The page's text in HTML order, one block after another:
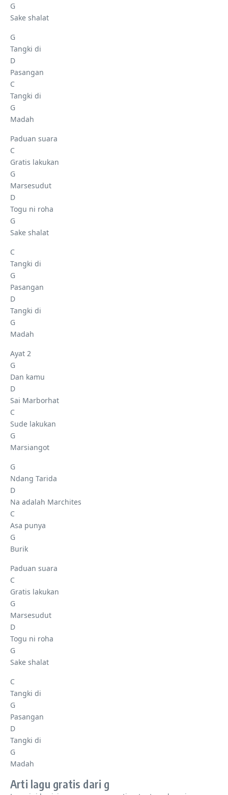
G
Sake shalat
G
Tangki di
D
Pasangan
C
Tangki di
G
Madah
Paduan suara
C
Gratis lakukan
G
Marsesudut
D
Togu ni roha
G
Sake shalat
C
Tangki di
G
Pasangan
D
Tangki di
G
Madah
Ayat 2
G
Dan kamu
D
Sai Marborhat
C
Sude lakukan
G
Marsiangot
G
Ndang Tarida
D
Na adalah Marchites
C
Asa punya
G
Burik
Paduan suara
C
Gratis lakukan
G
Marsesudut
D
Togu ni roha
G
Sake shalat
C
Tangki di
G
Pasangan
D
Tangki di
G
Madah
Arti lagu gratis dari g